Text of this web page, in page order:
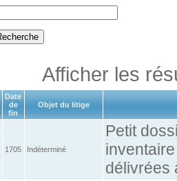
Afficher les
Date
de
fin
Objet du litige
1705 Indéterminé
Petit
délivrées